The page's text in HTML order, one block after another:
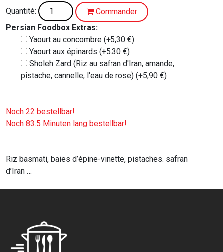
Quantité:
Commander
Persian Foodbox Extras:
Yaourt au concombre (+5,30 €)
Yaourt aux épinards (+5,30 €)
Sholeh Zard (Riz au safran d'Iran, amande,
pistache, cannelle, l'eau de rose) (+5,90 €)
Noch 22 bestellbar!
Noch 83.5 Minuten lang bestellbar!
Riz basmati, baies d’épine-vinette, pistaches. safran
d’Iran …